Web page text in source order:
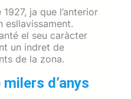
ja que l’anterior
esllavissament.
el seu caràcter
un indret de
de la zona.
d’anys